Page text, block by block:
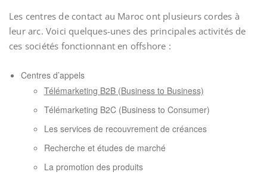
Les centres de contact au Maroc ont plusieurs cordes à
leur arc. Voici quelques-unes des principales activités de
ces sociétés fonctionnant en offshore :
Centres d’appels
Télémarketing B2B (Business to Business)
Télémarketing B2C (Business to Consumer)
Les services de recouvrement de créances
Recherche et études de marché
La promotion des produits